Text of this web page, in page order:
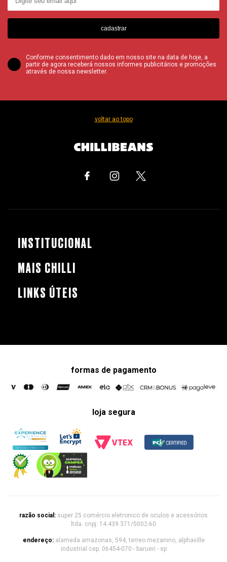
cadastrar
Conforme consentimento dado em nosso site na data de hoje, a
partir de agora receberá nossos informes publicitários e promoções
através de nossa newsletter.
voltar ao topo
INSTITUCIONAL
MAIS CHILLI
LINKS ÚTEIS
formas de pagamento
loja segura
razão social: super 25 comércio eletronico de oculos e acessórios
ltda. cnpj: 14.439.371/0002-60
endereço: alameda amazonas, 594, terreo mezanino, alphaville
industrial cep: 06454-070 - barueri - sp